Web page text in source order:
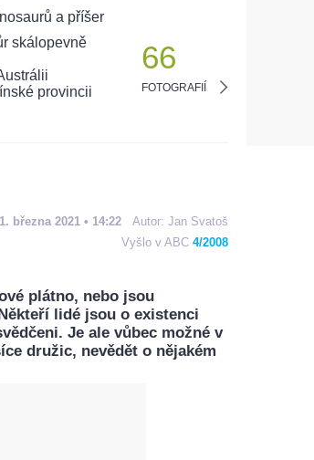
66
FOTOGRAFIÍ
1. března 2021 • 14:22 Autor: Jan Svatoš
Vyšlo v ABC 4/2008
plátno, nebo jsou
lidé jsou o existenci
Je ale vůbec možné v
družic, nevědět o nějakém